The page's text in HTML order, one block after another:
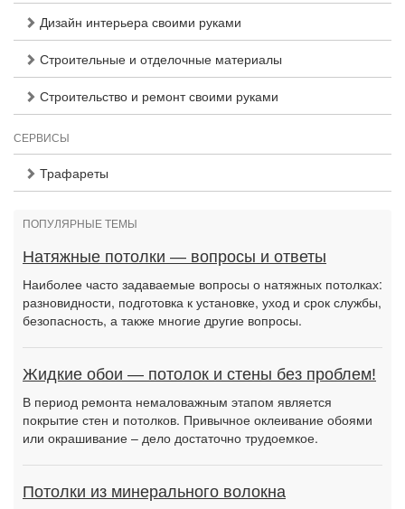
Дизайн интерьера своими руками
Строительные и отделочные материалы
Строительство и ремонт своими руками
СЕРВИСЫ
Трафареты
ПОПУЛЯРНЫЕ ТЕМЫ
Натяжные потолки — вопросы и ответы
Наиболее часто задаваемые вопросы о натяжных потолках:
разновидности, подготовка к установке, уход и срок службы,
безопасность, а также многие другие вопросы.
Жидкие обои — потолок и стены без проблем!
В период ремонта немаловажным этапом является
покрытие стен и потолков. Привычное оклеивание обоями
или окрашивание – дело достаточно трудоемкое.
Потолки из минерального волокна